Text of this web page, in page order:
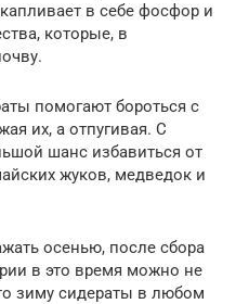
в себе фосфор и
которые, в
помогают бороться с
их, а отпугивая. С
шанс избавиться от
жуков, медведок и
осенью, после сбора
в это время можно не
зиму сидераты в любом